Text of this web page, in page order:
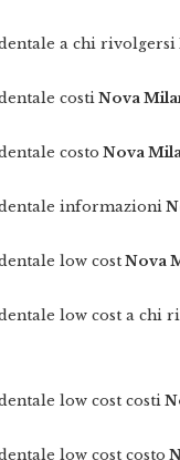
a chi rivolgersi
costi Nova
costo Nova
informazioni
low cost Nova
low cost a chi
low cost costi
low cost costo